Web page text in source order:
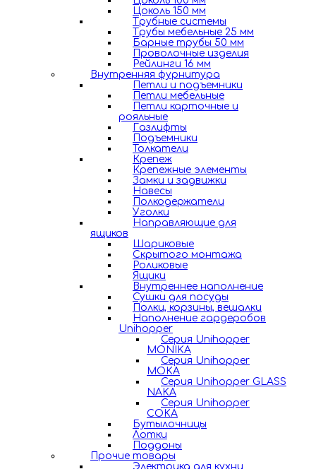
Цоколь 150 мм
Трубные системы
Трубы мебельные 25 мм
Барные трубы 50 мм
Проволочные изделия
Рейлинги 16 мм
Внутренняя фурнитура
Петли и подъемники
Петли мебельные
Петли карточные и
рояльные
Газлифты
Подъемники
Толкатели
Крепеж
Крепежные элементы
Замки и задвижки
Навесы
Полкодержатели
Уголки
Направляющие для
ящиков
Шариковые
Скрытого монтажа
Роликовые
Ящики
Внутреннее наполнение
Сушки для посуды
Полки, корзины, вешалки
Наполнение гардеробов
Unihopper
Серия Unihopper
MONIKA
Серия Unihopper
MOKA
Серия Unihopper GLASS
NAKA
Серия Unihopper
COKA
Бутылочницы
Лотки
Поддоны
Прочие товары
Электрика для кухни